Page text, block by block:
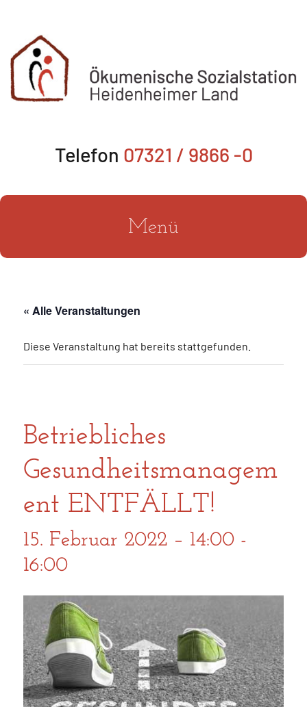
Inhalt
springen
Telefon 07321 / 9866 -0
Menü
« Alle Veranstaltungen
Diese Veranstaltung hat bereits stattgefunden.
Betriebliches
Gesundheitsmanagem
ent ENTFÄLLT!
15. Februar 2022 – 14:00 -
16:00